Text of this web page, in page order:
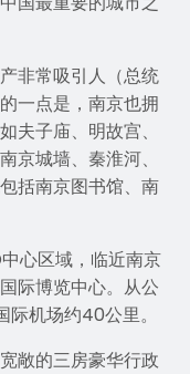
非常吸引人（总统
一点是，南京也拥
夫子庙、明故宫、
京城墙、秦淮河、
括南京图书馆、南
心区域，临近南京
际博览中心。从公
机场约40公里。
敞的三房豪华行政